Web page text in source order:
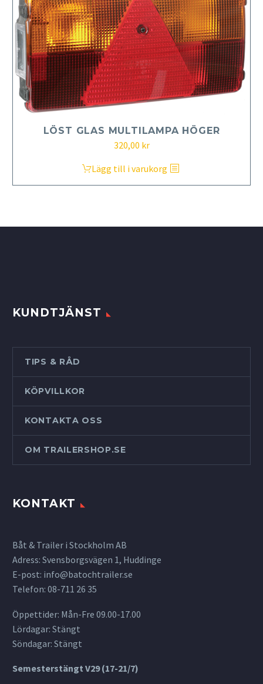
LÖST GLAS MULTILAMPA HÖGER
320,00 kr
Lägg till i varukorg
KUNDTJÄNST
TIPS & RÅD
KÖPVILLKOR
KONTAKTA OSS
OM TRAILERSHOP.SE
KONTAKT
Båt & Trailer i Stockholm AB
Adress: Svensborgsvägen 1, Huddinge
E-post: info@batochtrailer.se
Telefon: 08-711 26 35
Öppettider: Mån-Fre 09.00-17.00
Lördagar: Stängt
Söndagar: Stängt
Semesterstängt V29 (17-21/7)